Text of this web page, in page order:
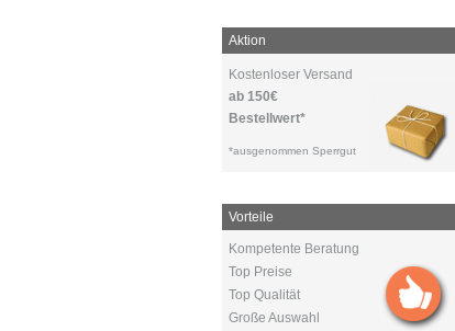
Aktion
Kostenloser Versand
ab 150€
Bestellwert*
*ausgenommen Sperrgut
Vorteile
Kompetente Beratung
Top Preise
Top Qualität
Große Auswahl